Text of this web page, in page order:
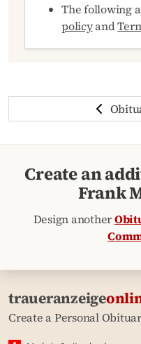
The following
policyand
Create an
Frank
Design another
traueranzeige
Create a Personal